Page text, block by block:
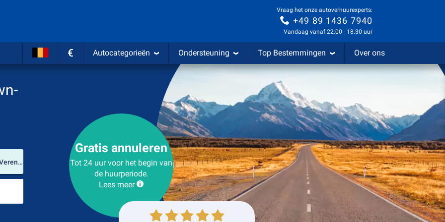
Vraag het onze autoverhuurexperts:
+49 89 1436 7940
Vandaag vanaf 22:00 - 18:30 uur
€ Autocategorieën Ondersteuning Top Bestemmingen Over ons
Youngstown-Warren Regional Airport (Ohio / Verenigde Staten)
Verhuurlocatie
Plaats voor teruggave
Inleveren
Gratis annuleren
Tot 24 uur voor het begin van
de huurperiode.
Lees meer